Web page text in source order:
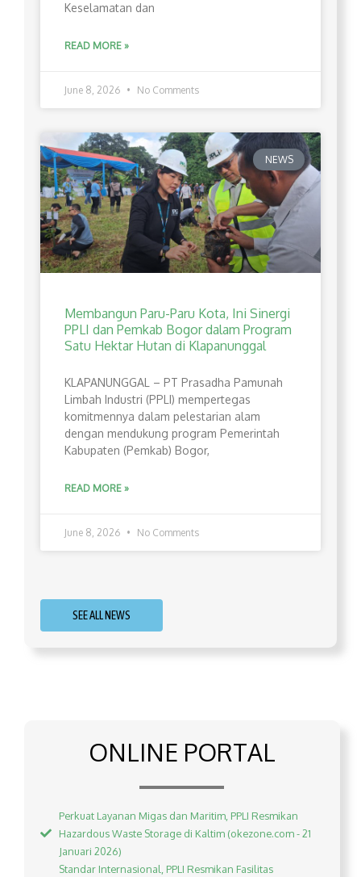
Keselamatan dan
READ MORE »
June 8, 2026 No Comments
NEWS
Membangun Paru-Paru Kota, Ini Sinergi
PPLI dan Pemkab Bogor dalam Program
Satu Hektar Hutan di Klapanunggal
​KLAPANUNGGAL – PT Prasadha Pamunah
Limbah Industri (PPLI) mempertegas
komitmennya dalam pelestarian alam
dengan mendukung program Pemerintah
Kabupaten (Pemkab) Bogor,
READ MORE »
June 8, 2026 No Comments
SEE ALL NEWS
ONLINE PORTAL
Perkuat Layanan Migas dan Maritim, PPLI Resmikan
Hazardous Waste Storage di Kaltim (okezone.com - 21
Januari 2026)
Standar Internasional, PPLI Resmikan Fasilitas